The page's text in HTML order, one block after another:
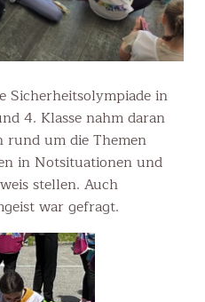
Sicherheitsolympiade in
4. Klasse nahm daran
um die Themen
in Notsituationen und
stellen. Auch
war gefragt.